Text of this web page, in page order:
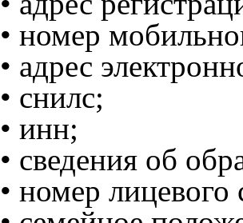
• номер
• адрес
• снилс;
• инн;
• сведения об
• номер лицевого